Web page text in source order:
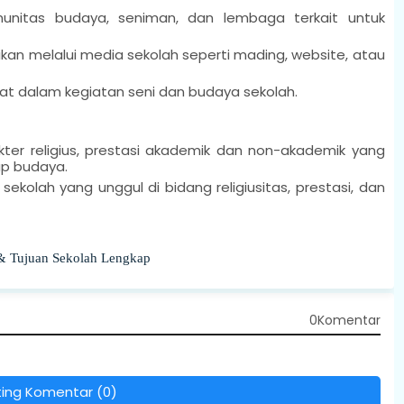
budaya, seniman, dan lembaga terkait untuk
melalui media sekolah seperti mading, website, atau
dalam kegiatan seni dan budaya sekolah.
religius, prestasi akademik dan non-akademik yang
budaya.
yang unggul di bidang religiusitas, prestasi, dan
Tujuan Sekolah Lengkap
0Komentar
Komentar (0)